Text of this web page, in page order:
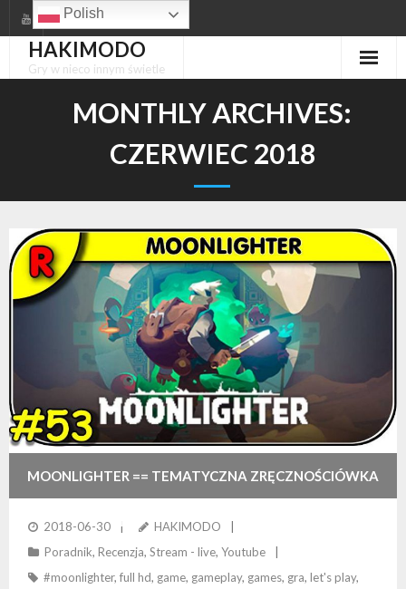
to
contentHAKIMODO
Gry w nieco innym świetle
MONTHLY ARCHIVES:
CZERWIEC 2018
MOONLIGHTER == TEMATYCZNA ZRĘCZNOŚCIÓWKA
RETRO Z ELEMENTAMI RPG
2018-06-30
HAKIMODO
Poradnik, Recenzja, Stream - live, Youtube
#moonlighter, full hd, game, gameplay, games, gra, let's play,
Polish